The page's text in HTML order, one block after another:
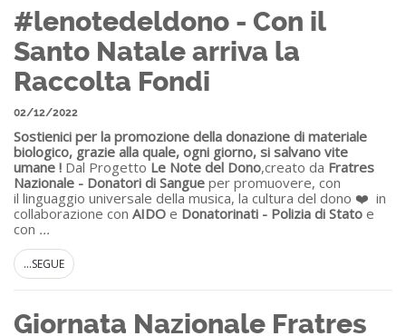
#lenotedeldono - Con il
Santo Natale arriva la
Raccolta Fondi
02/12/2022
Sostienici per la promozione della donazione di materiale
biologico, grazie alla quale, ogni giorno, si salvano vite
umane ! Dal ProgettoLe Note del Dono,creato da Fratres
Nazionale - Donatori di Sangue per promuovere, con
il linguaggio universale della musica, la cultura del dono ❤️ in
collaborazione con AIDO e Donatorinati - Polizia di Stato e
con ...
...SEGUE
Giornata Nazionale Fratres